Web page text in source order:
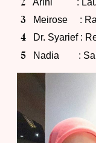
Arini :
Meirose :
Dr. Syarief :
Nadia :